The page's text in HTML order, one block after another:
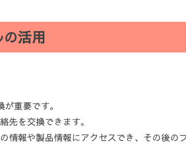
活用
重要です。
先を交換できます。
報や製品情報にアクセスでき、その後の